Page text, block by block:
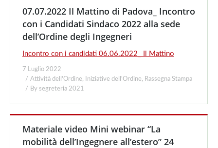
07.07.2022 Il Mattino di Padova_ Incontro
con i Candidati Sindaco 2022 alla sede
dell’Ordine degli Ingegneri
Incontro con i candidati 06.06.2022_ Il Mattino
7 Luglio 2022
Attività dell'Ordine, Iniziative dell'Ordine, Rassegna Stampa
By segreteria 2021
Materiale video Mini webinar “La
mobilità dell’Ingegnere all’estero” 24